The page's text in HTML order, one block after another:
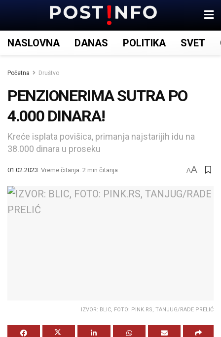
NASLOVNA DANAS POLITIKA SVET
Početna Društvo
PENZIONERIMA SUTRA PO
4.000 DINARA!
Kreće isplata povišica, primanja najstarijih idu na
38.000 dinara u proseku
01.02.2023 Vreme čitanja: 2 min čitanja AA
IZVOR: BLIC, FOTO: PINK.RS, TANJUG/RADE PRELIĆ